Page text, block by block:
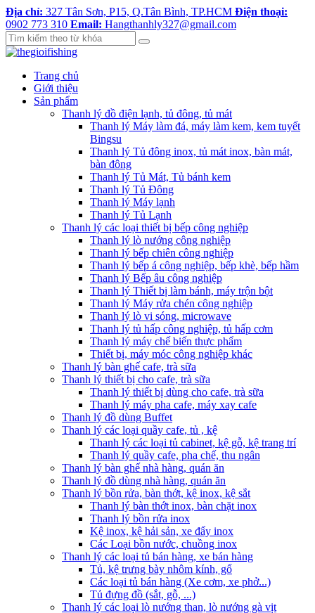
Địa chỉ: 327 Tân Sơn, P15, Q.Tân Bình, TP.HCM Điện thoại:
0902 773 310 Email: Hangthanhly327@gmail.com
Trang chủ
Giới thiệu
Sản phẩm
Thanh lý đồ điện lạnh, tủ đông, tủ mát
Thanh lý Máy làm đá, máy làm kem, kem tuyết
Bingsu
Thanh lý Tủ đông inox, tủ mát inox, bàn mát,
bàn đông
Thanh lý Tủ Mát, Tủ bánh kem
Thanh lý Tủ Đông
Thanh lý Máy lạnh
Thanh lý Tủ Lạnh
Thanh lý các loại thiết bị bếp công nghiệp
Thanh lý lò nướng công nghiệp
Thanh lý bếp chiên công nghiệp
Thanh lý bếp á công nghiệp, bếp khè, bếp hầm
Thanh lý Bếp âu công nghiệp
Thanh lý Thiết bị làm bánh, máy trộn bột
Thanh lý Máy rửa chén công nghiệp
Thanh lý lò vi sóng, microwave
Thanh lý tủ hấp công nghiệp, tủ hấp cơm
Thanh lý máy chế biến thực phẩm
Thiết bị, máy móc công nghiệp khác
Thanh lý bàn ghế cafe, trà sữa
Thanh lý thiết bị cho cafe, trà sữa
Thanh lý thiết bị dùng cho cafe, trà sữa
Thanh lý máy pha cafe, máy xay cafe
Thanh lý đồ dùng Buffet
Thanh lý các loại quầy cafe, tủ , kệ
Thanh lý các loại tủ cabinet, kệ gỗ, kệ trang trí
Thanh lý quầy cafe, pha chế, thu ngân
Thanh lý bàn ghế nhà hàng, quán ăn
Thanh lý đồ dùng nhà hàng, quán ăn
Thanh lý bồn rửa, bàn thớt, kệ inox, kệ sắt
Thanh lý bàn thớt inox, bàn chặt inox
Thanh lý bồn rửa inox
Kệ inox, kệ hải sản, xe đẩy inox
Các Loại bồn nước, chuồng inox
Thanh lý các loại tủ bán hàng, xe bán hàng
Tủ, kệ trưng bày nhôm kính, gổ
Các loại tủ bán hàng (Xe cơm, xe phở...)
Tủ đựng đồ (sắt, gỗ, ...)
Thanh lý các loại lò nướng than, lò nướng gà vịt